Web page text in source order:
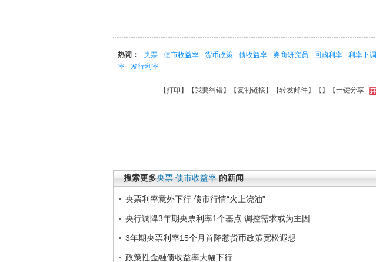
热词： 央票 债市收益率 货币政策 债收益率 券商研究员 回购利率 利率下调
率
发行利率
【打印 】【我要纠错】【复制链接】【转发邮件】【 】 【一键分享
搜索更多央票 债市收益率 的新闻
央票利率意外下行 债市行情“火上浇油”
央行调降3年期央票利率1个基点 调控需求或为主因
3年期央票利率15个月首降惹货币政策宽松遐想
政策性金融债收益率大幅下行